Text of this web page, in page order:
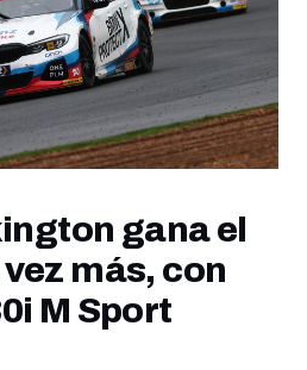
gana el
más, con
M Sport